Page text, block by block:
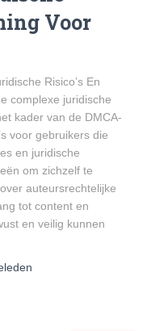
Voor
Risico’s En
complexe juridische
kader van de DMCA-
voor gebruikers die
en juridische
om zichzelf te
auteursrechtelijke
tot content en
en veilig kunnen